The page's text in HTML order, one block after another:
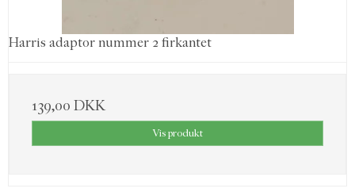
Harris adaptor nummer 2 firkantet
139,00 DKK
Vis produkt